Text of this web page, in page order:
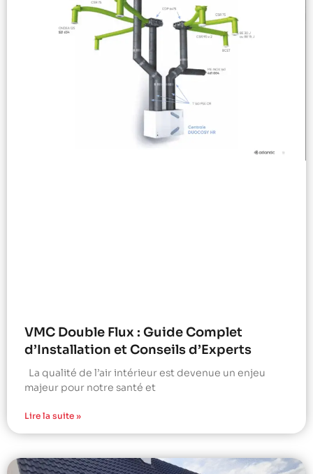
VMC Double Flux : Guide Complet
d’Installation et Conseils d’Experts
La qualité de l’air intérieur est devenue un enjeu
majeur pour notre santé et
Lire la suite »